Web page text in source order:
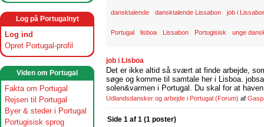
Log på Portugalnyt
Log ind
Opret Portugal-profil
Viden om Portugal
Fakta om Portugal
Rejsen til Portugal
Byer & steder i Portugal
Portugisisk sprog
dansktalende dansktalende Lissabon job i
Portugal lisboa Lissabon Portugisisk unge
job i Lisboa
Det er ikke altid så svært at finde arbejde,
søge og komme til samtale her i Lisboa.
solen&varmen i Portugal. Du skal for at
Udlandsdansker og arbejde i Portugal (Forum) af
Side 1 af 1 (1 poster)